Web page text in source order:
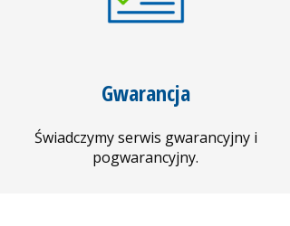
Gwarancja
Świadczymy serwis gwarancyjny i
pogwarancyjny.